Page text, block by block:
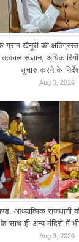
ग्राम खैनूरी की
तत्काल संज्ञान,
सुचारु करने के
Aug 3, 2026
आध्यात्मिक राजधानी
साथ ही अन्य मंदिरों में
Aug 3, 2026